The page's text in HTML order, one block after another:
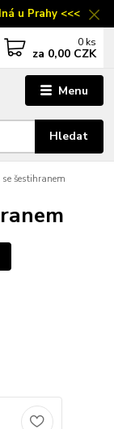
u Prahy <<<
Menu
Hledat
0 ks
za 0,00 CZK
se šestihranem